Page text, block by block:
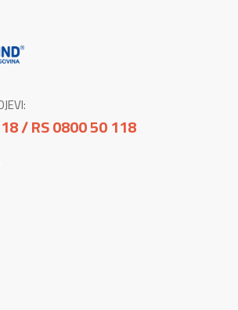
/ RS 0800 50 118